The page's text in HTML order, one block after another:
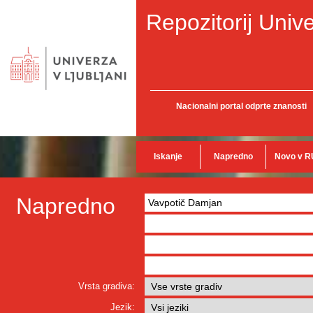
Repozitorij
Nacionalni portal odprte znanosti
Iskanje Napredno Novo v
Napredno
Vrsta gradiva:
Jezik: